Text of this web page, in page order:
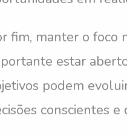
fim, manter o foco
estar
podem
conscientes e